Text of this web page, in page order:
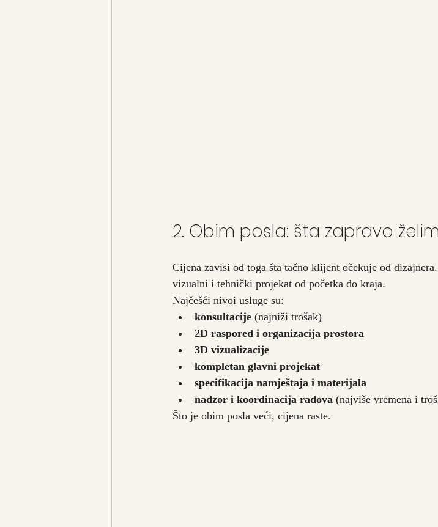
2. Obim posla: šta zapravo
Cijena zavisi od toga šta tačno klijent očekuje od
vizualni i tehnički projekat od početka do kraja.
Najčešći nivoi usluge su:
konsultacije (najniži trošak)
2D raspored i organizacija prostora
3D vizualizacije
kompletan glavni projekat
specifikacija namještaja i materijala
nadzor i koordinacija radova (najviše vremena i
Što je obim posla veći, cijena raste.